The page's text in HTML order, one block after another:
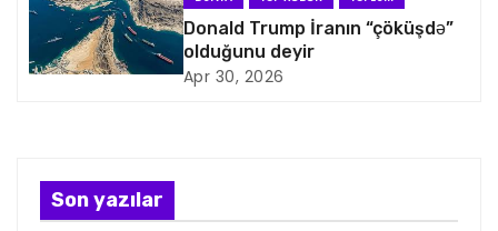
s
a
Donald Trump İranın “çöküşdə”
olduğunu deyir
Apr 30, 2026
Son yazılar